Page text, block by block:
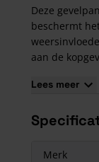
Deze
beschermt
aan de
Lees meer
Merk